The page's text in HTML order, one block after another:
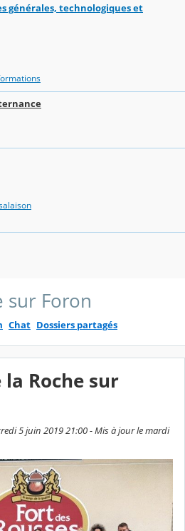
générales, technologiques et
sur Foron
Chat Dossiers partagés
la Roche sur
5 juin 2019 21:00 - Mis à jour le mardi